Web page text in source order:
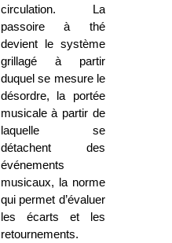
circulation. La
passoire à thé
devient le système
grillagé à partir
duquel se mesure le
désordre, la portée
musicale à partir de
laquelle se
détachent des
événements
musicaux, la norme
qui permet d’évaluer
les écarts et les
retournements.